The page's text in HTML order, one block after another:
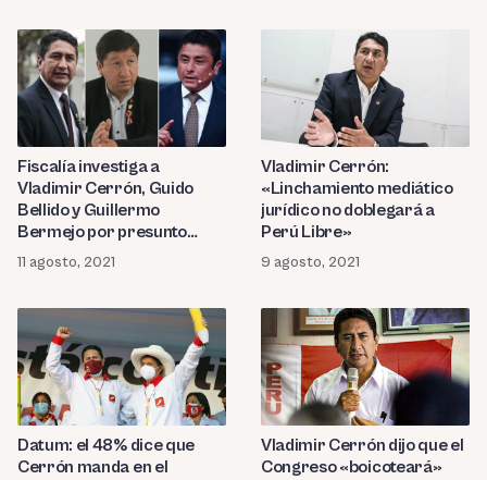
Fiscalía investiga a
Vladimir Cerrón, Guido
Bellido y Guillermo
Bermejo por presunto
terrorismo
11 agosto, 2021
Vladimir Cerrón:
«Linchamiento mediático
jurídico no doblegará a
Perú Libre»
9 agosto, 2021
Datum: el 48% dice que
Cerrón manda en el
Vladimir Cerrón dijo que el
Congreso «boicoteará»